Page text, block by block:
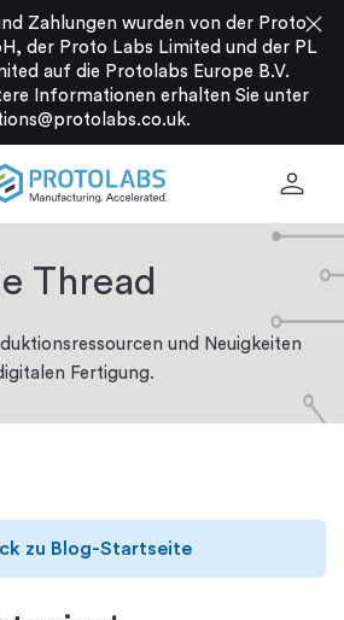
Zahlungen wurden von der Proto
der Proto Labs Limited und der PL
auf die Protolabs Europe B.V.
Informationen erhalten Sie unter
.
close
person
Thread
und Neuigkeiten
Fertigung.
zu Blog-Startseite